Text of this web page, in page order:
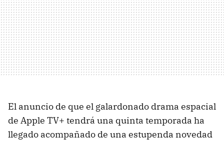
El anuncio de que el galardonado drama espacial
de Apple TV+ tendrá una quinta temporada ha
llegado acompañado de una estupenda novedad